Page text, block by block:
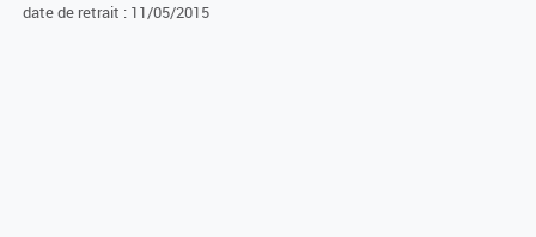
date de retrait : 11/05/2015